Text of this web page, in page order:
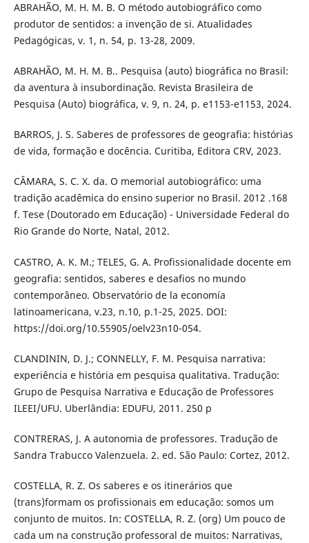
ABRAHÃO, M. H. M. B. O método autobiográfico como
produtor de sentidos: a invenção de si. Atualidades
Pedagógicas, v. 1, n. 54, p. 13-28, 2009.
ABRAHÃO, M. H. M. B.. Pesquisa (auto) biográfica no Brasil:
da aventura à insubordinação. Revista Brasileira de
Pesquisa (Auto) biográfica, v. 9, n. 24, p. e1153-e1153, 2024.
BARROS, J. S. Saberes de professores de geografia: histórias
de vida, formação e docência. Curitiba, Editora CRV, 2023.
CÂMARA, S. C. X. da. O memorial autobiográfico: uma
tradição acadêmica do ensino superior no Brasil. 2012 .168
f. Tese (Doutorado em Educação) - Universidade Federal do
Rio Grande do Norte, Natal, 2012.
CASTRO, A. K. M.; TELES, G. A. Profissionalidade docente em
geografia: sentidos, saberes e desafios no mundo
contemporâneo. Observatório de la economía
latinoamericana, v.23, n.10, p.1-25, 2025. DOI:
https://doi.org/10.55905/oelv23n10-054.
CLANDININ, D. J.; CONNELLY, F. M. Pesquisa narrativa:
experiência e história em pesquisa qualitativa. Tradução:
Grupo de Pesquisa Narrativa e Educação de Professores
ILEEI/UFU. Uberlândia: EDUFU, 2011. 250 p
CONTRERAS, J. A autonomia de professores. Tradução de
Sandra Trabucco Valenzuela. 2. ed. São Paulo: Cortez, 2012.
COSTELLA, R. Z. Os saberes e os itinerários que
(trans)formam os profissionais em educação: somos um
conjunto de muitos. In: COSTELLA, R. Z. (org) Um pouco de
cada um na construção professoral de muitos: Narrativas,